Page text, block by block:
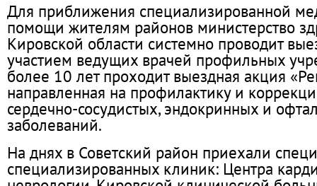
Для приближения специализированной
помощи жителям районов министерство
Кировской области системно проводит
участием ведущих врачей профильных
более 10 лет проходит выездная акция
направленная на профилактику и
сердечно-сосудистых, эндокринных и
заболеваний.
На днях в Советский район приехали
специализированных клиник: Центра